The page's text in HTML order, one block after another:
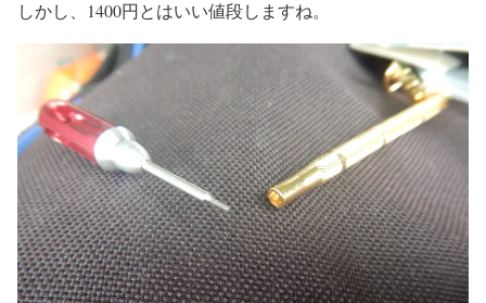
しかし、1400円とはいい値段しますね。